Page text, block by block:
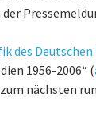
des
1956-2006“ (
nächsten